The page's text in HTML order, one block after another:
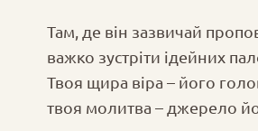
Там, де він зазвичай
важко зустріти ідейних
Твоя щира віра – його
твоя молитва – джерело